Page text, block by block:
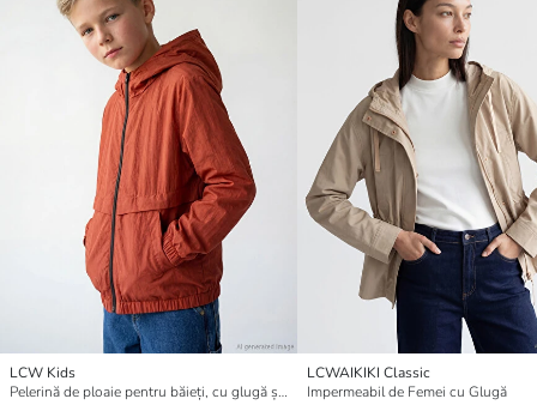
LCW Kids
Pelerină de ploaie pentru băieți, cu glugă și rezistentă la apă
LCWAIKIKI Classic
Impermeabil de Femei cu Glugă